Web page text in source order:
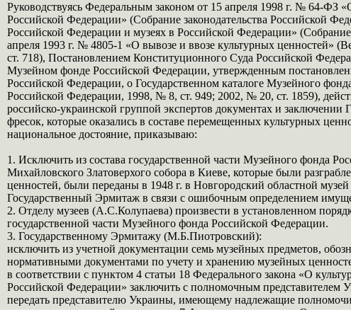
Руководствуясь Федеральным законом от 15 апреля 1998 г. № 64-
Российской Федерации» (Собрание законодательства Российской
Российской Федерации и музеях в Российской Федерации»
апреля 1993 г. № 4805-1 «О вывозе и ввозе культурных ценностей»
ст. 718), Постановлением Конституционного Суда Российской
Музейном фонде Российской Федерации, утвержденным
Российской Федерации, о Государственном каталоге Музейного
Российской Федерации, 1998, № 8, ст. 949; 2002, № 20, ст. 1859),
российско-украинской группой экспертов документах и
фресок, которые оказались в составе перемещенных культурных
национальное достояние, приказываю:
1. Исключить из состава государственной части Музейного фонда
Михайловского Златоверхого собора в Киеве, которые были
ценностей, были переданы в 1948 г. в Новгородский областной
Государственный Эрмитаж в связи с ошибочным определением
2. Отделу музеев (А.С.Колупаева) произвести в установленном
государственной части Музейного фонда Российской Федерации.
3. Государственному Эрмитажу (М.Б.Пиотровский):
исключить из учетной документации семь музейных предметов,
нормативными документами по учету и хранению музейных
в соответствии с пунктом 4 статьи 18 Федерального закона «О
Российской Федерации» заключить с полномочным
передать представителю Украины, имеющему надлежащие